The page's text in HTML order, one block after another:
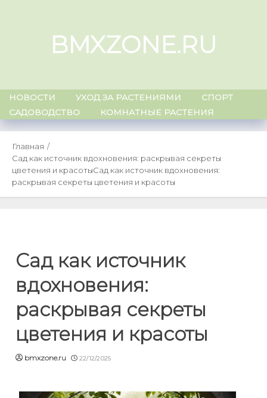
BMXZONE.RU
НОВОСТИ УХОД ЗА РАСТЕНИЯМИ
СПОРТ
САДОВОДСТВО
КОМНАТНЫЕ РАСТЕНИЯ
Главная
Сад как источник вдохновения: раскрывая секреты
цветения и красотыСад как источник вдохновения:
раскрывая секреты цветения и красоты
Сад как источник
вдохновения:
раскрывая секреты
цветения и красоты
bmxzone.ru 22/12/2025